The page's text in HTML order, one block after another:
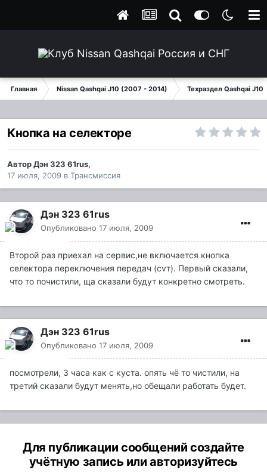
Главная Nissan Qashqai J10 (2007 - 2014) Техраздел Qashqai J10
Кнопка на селекторе
АвторДэн 323 61rus,
17 июля, 2009 в Трансмиссия
Дэн 323 61rus
Опубликовано 17 июля, 2009
Второй раз приехал на сервис,не включается кнопка
селектора переключения передач (cvт). Первый сказали,
что то почистили, ща сказали будут конкретно смотреть.
Дэн 323 61rus
Опубликовано 17 июля, 2009
посмотрели, 3 часа как с куста. опять чё то чистили, на
третий сказали будут менять,но обещали работать будет.
Для публикации сообщений создайте
учётную запись или авторизуйтесь